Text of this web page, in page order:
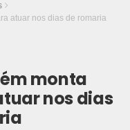
atuar nos dias de romaria
monta
nos dias